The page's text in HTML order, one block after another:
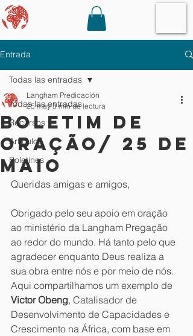
Entrada
Todas las entradas
Recursos
Artículos
Boletines
Todas las entradas
boletim de
oração/ 25 de
maio
Langham Predicación
25 may 3 min de lectura
Queridas amigas e amigos,
Obrigado pelo seu apoio em oração
ao ministério da Langham Pregação
ao redor do mundo. Há tanto pelo que
agradecer enquanto Deus realiza a
sua obra entre nós e por meio de nós.
Aqui compartilhamos um exemplo de
Victor Obeng, Catalisador de
Desenvolvimento de Capacidades e
Crescimento na África, com base em